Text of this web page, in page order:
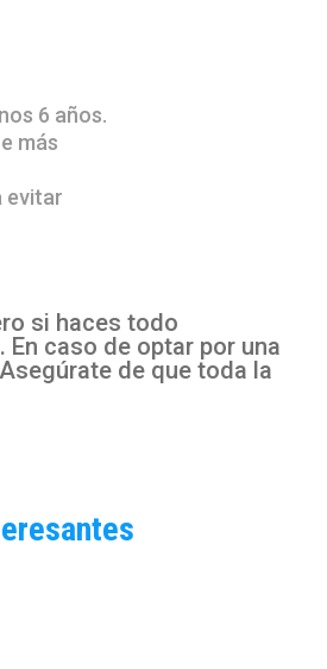
6 años.
más
evitar
si haces todo
caso de optar por una
de que toda la